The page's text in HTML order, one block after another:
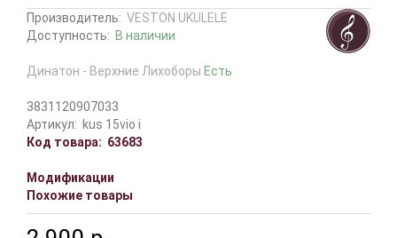
Производитель: VESTON UKULELE
Доступность: В наличии
Динатон - Верхние Лихоборы Есть
3831120907033
Артикул: kus 15vio i
Код товара: 63683
Модификации
Похожие товары